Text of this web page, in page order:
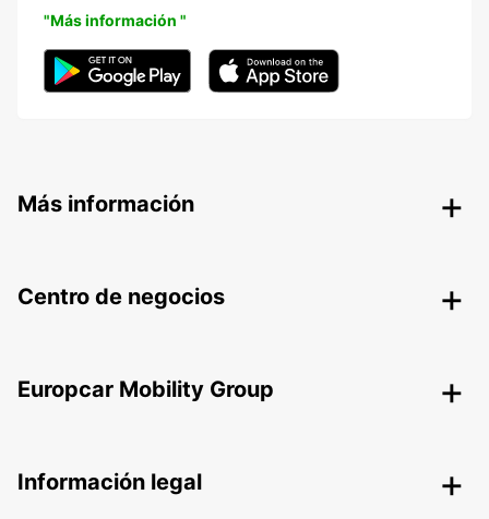
"Más información "
Más información
Centro de negocios
Europcar Mobility Group
Información legal